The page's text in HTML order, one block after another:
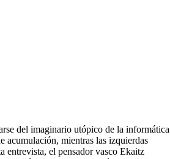
del imaginario utópico de la informática
acumulación, mientras las izquierdas
entrevista, el pensador vasco Ekaitz